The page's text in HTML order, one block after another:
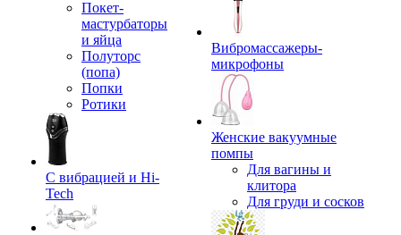
Покет-
мастурбаторы
и яйца
Полуторс
(попа)
Попки
Ротики
С вибрацией и Hi-
Tech
Вибромассажеры-
микрофоны
Женские вакуумные
помпы
Для вагины и
клитора
Для груди и сосков